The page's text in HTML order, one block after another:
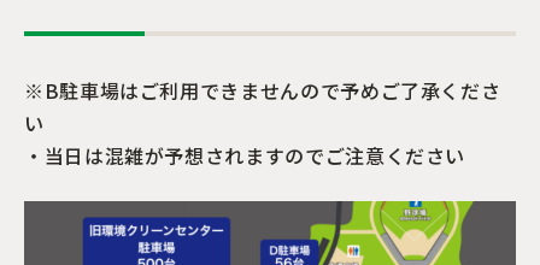
※B駐車場はご利用できませんので予めご了承くださ
い
・当日は混雑が予想されますのでご注意ください